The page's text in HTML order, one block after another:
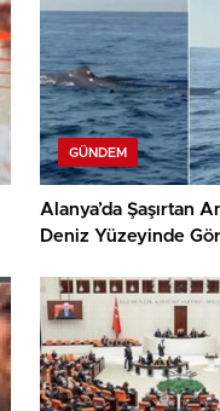
GÜNDEM
Alanya’da Şaşırtan
Deniz Yüzeyinde